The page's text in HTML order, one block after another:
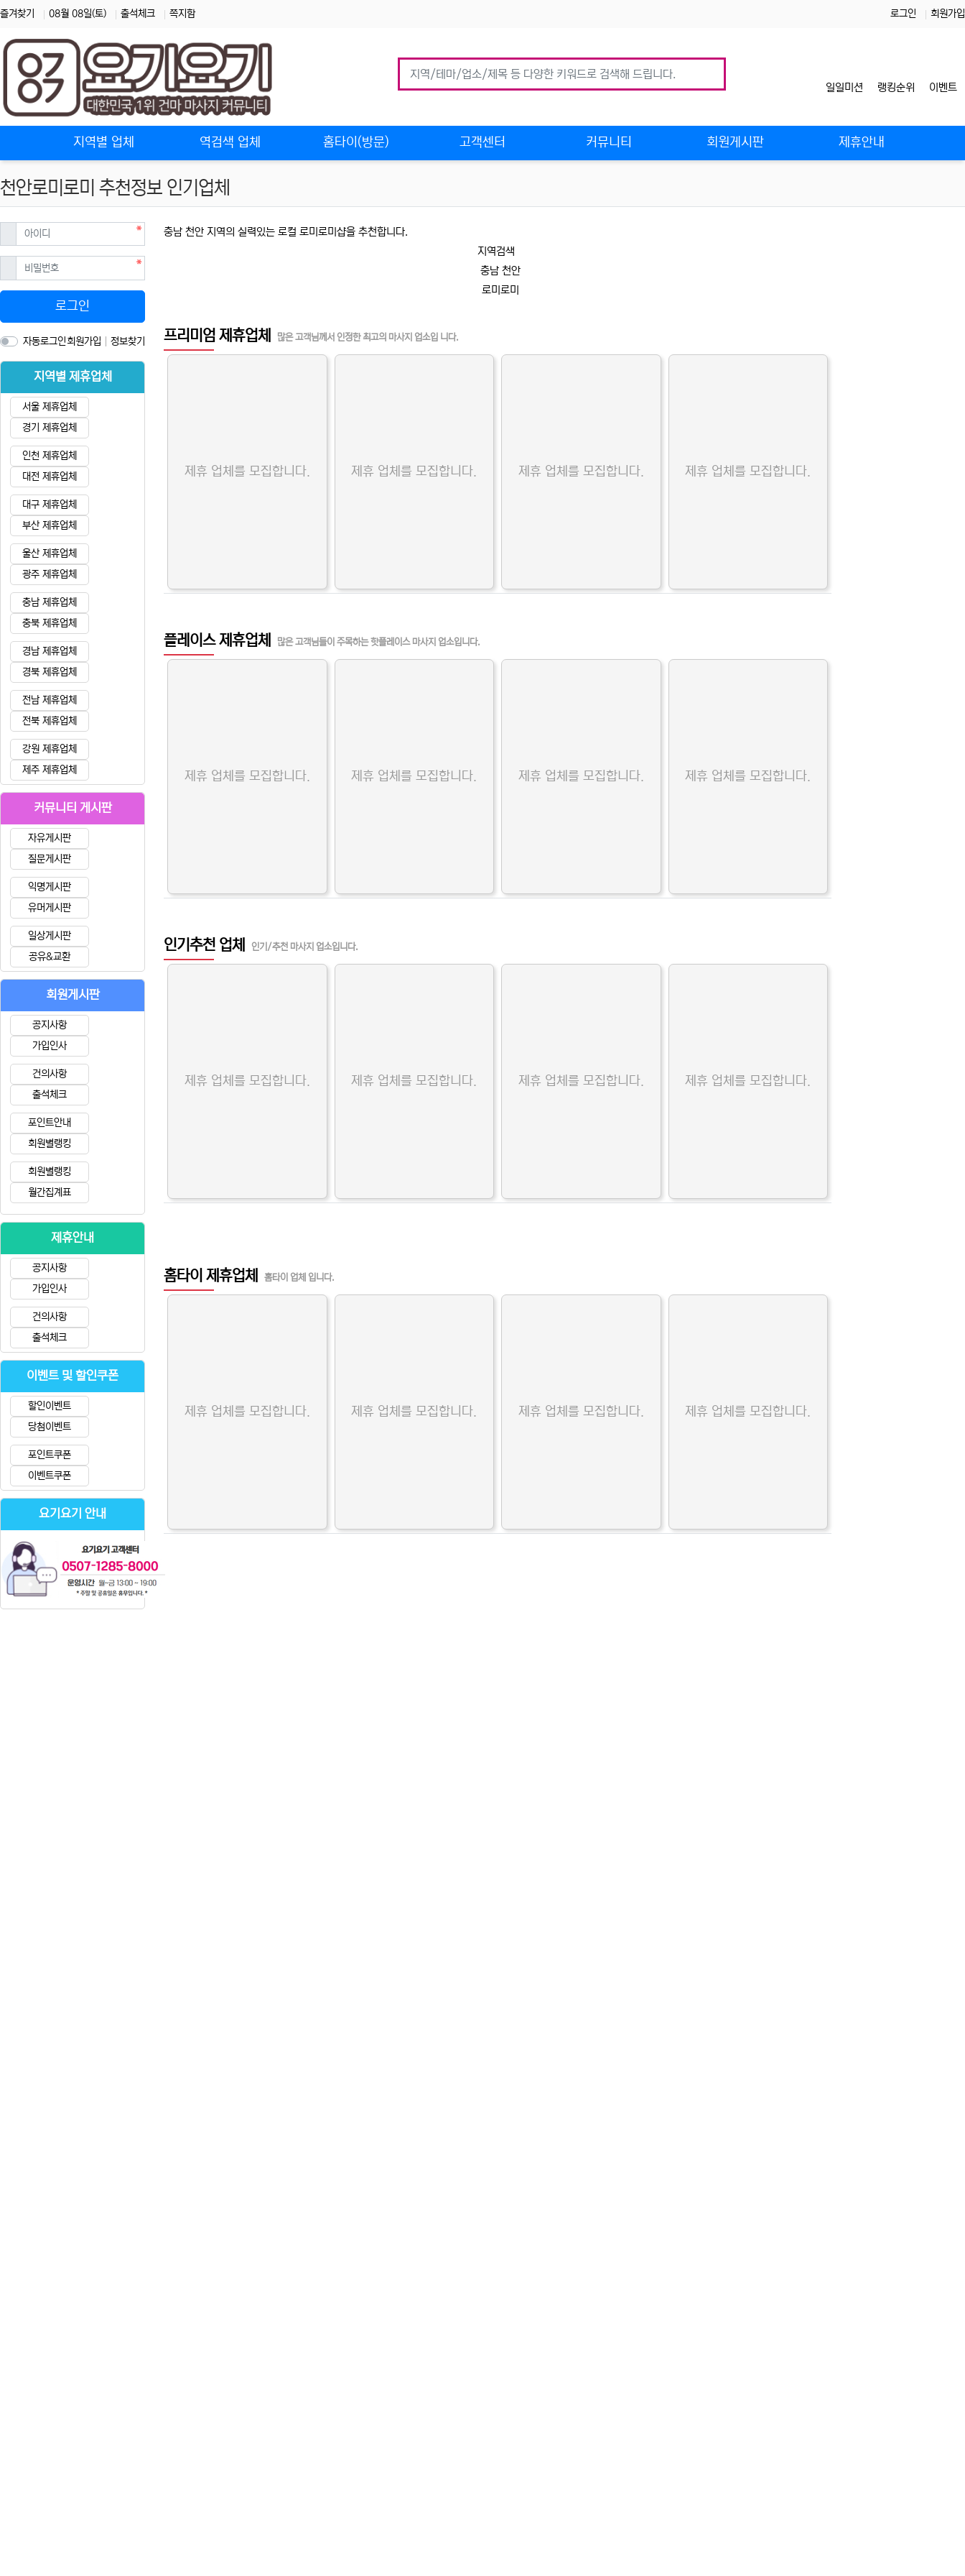
즐겨찾기 08월 08일(토) 출석체크 쪽지함 로그인 회원가입
일일미션 랭킹순위 이벤트
지역별 업체 역검색 업체 홈타이(방문) 고객센터 커뮤니티 회원게시판 제휴안내
천안로미로미 추천정보 인기업체
충남 천안 지역의 실력있는 로컬 로미로미샵을 추천합니다.
지역검색
충남 천안
로미로미
프리미엄 제휴업체 많은 고객님께서 인정한 최고의 마사지 업소입 니다.
제휴 업체를 모집합니다. 제휴 업체를 모집합니다. 제휴 업체를 모집합니다. 제휴 업체를 모집합니다.
플레이스 제휴업체 많은 고객님들이 주목하는 핫플레이스 마사지 업소입니다.
제휴 업체를 모집합니다. 제휴 업체를 모집합니다. 제휴 업체를 모집합니다. 제휴 업체를 모집합니다.
인기추천 업체 인기/추천 마사지 업소입니다.
제휴 업체를 모집합니다. 제휴 업체를 모집합니다. 제휴 업체를 모집합니다. 제휴 업체를 모집합니다.
홈타이 제휴업체 홈타이 업체 입니다.
제휴 업체를 모집합니다. 제휴 업체를 모집합니다. 제휴 업체를 모집합니다. 제휴 업체를 모집합니다.
아이디필수
비밀번호필수
로그인
자동로그인회원가입 정보찾기
지역별 제휴업체
서울 제휴업체
경기 제휴업체
인천 제휴업체
대전 제휴업체
대구 제휴업체
부산 제휴업체
울산 제휴업체
광주 제휴업체
충남 제휴업체
충북 제휴업체
경남 제휴업체
경북 제휴업체
전남 제휴업체
전북 제휴업체
강원 제휴업체
제주 제휴업체
커뮤니티 게시판
자유게시판
질문게시판
익명게시판
유머게시판
일상게시판
공유&교환
회원게시판
공지사항
가입인사
건의사항
출석체크
포인트안내
회원별랭킹
회원별랭킹
월간집계표
제휴안내
공지사항
가입인사
건의사항
출석체크
이벤트 및 할인쿠폰
할인이벤트
당첨이벤트
포인트쿠폰
이벤트쿠폰
요기요기 안내